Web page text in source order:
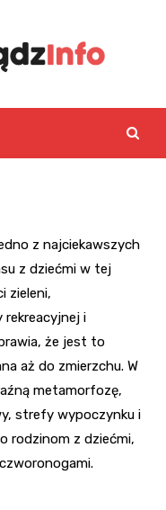
z najciekawszych
z dziećmi w tej
zieleni,
i
że jest to
aż do zmierzchu. W
metamorfozę,
strefy wypoczynku i
rodzinom z dziećmi,